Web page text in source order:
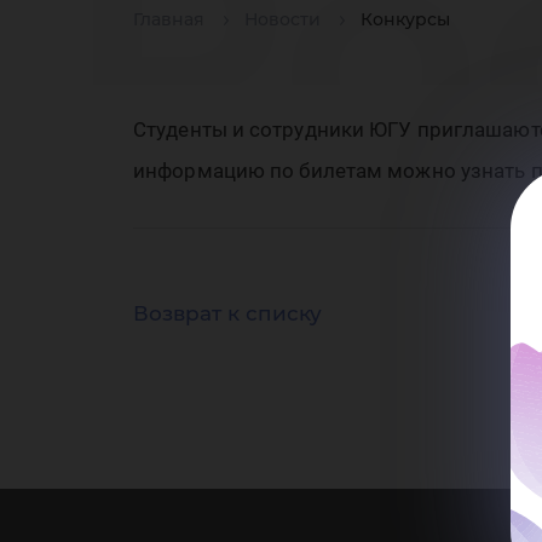
Конкурсы
Студенты и сотрудники ЮГУ
информацию по билетам можно узнать
Возврат к списку